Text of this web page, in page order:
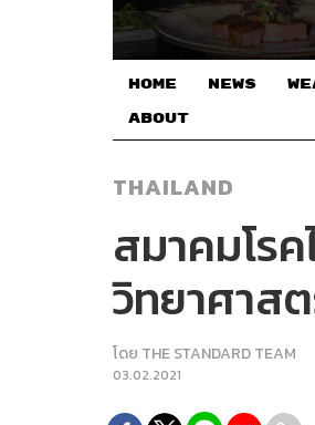
HOME NEWS
ABOUT
THAILAND
สมาคมโร
วิทยาศาส
โดย THE STANDARD TEAM
03.02.2021